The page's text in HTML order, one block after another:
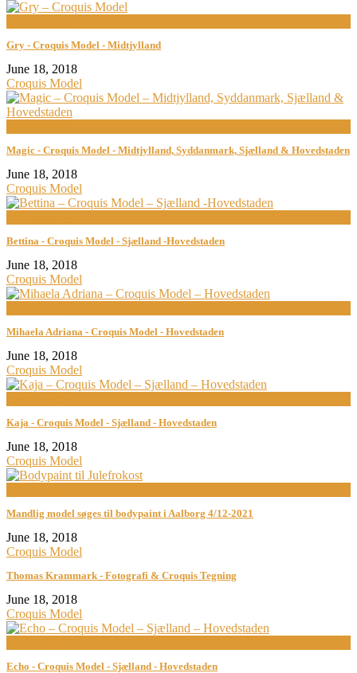
Gry - Croquis Model - Midtjylland
June 18, 2018
Croquis Model
Magic - Croquis Model - Midtjylland, Syddanmark, Sjælland & Hovedstaden
June 18, 2018
Croquis Model
Bettina - Croquis Model - Sjælland -Hovedstaden
June 18, 2018
Croquis Model
Mihaela Adriana - Croquis Model - Hovedstaden
June 18, 2018
Croquis Model
Kaja - Croquis Model - Sjælland - Hovedstaden
June 18, 2018
Croquis Model
Mandlig model søges til bodypaint i Aalborg 4/12-2021
June 18, 2018
Croquis Model
Thomas Krammark - Fotografi & Croquis Tegning
June 18, 2018
Croquis Model
Echo - Croquis Model - Sjælland - Hovedstaden